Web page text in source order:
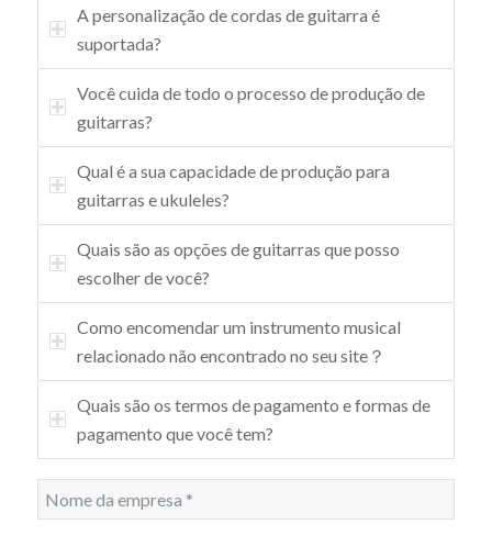
A personalização de cordas de guitarra é
suportada?
Você cuida de todo o processo de produção de
guitarras?
Qual é a sua capacidade de produção para
guitarras e ukuleles?
Quais são as opções de guitarras que posso
escolher de você?
Como encomendar um instrumento musical
relacionado não encontrado no seu site？
Quais são os termos de pagamento e formas de
pagamento que você tem?